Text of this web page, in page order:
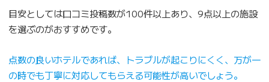
目安としては口コミ投稿数が100件以上あり、9点以上の施設
を選ぶのがおすすめです。
点数の良いホテルであれば、トラブルが起こりにくく、万が一
の時でも丁寧に対応してもらえる可能性が高いでしょう。